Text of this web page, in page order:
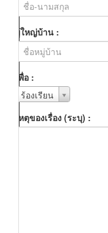
ผู้ใหญ่บ้าน :
เพื่อ :
ร้องเรียน
เพื่อ
เหตุของเรื่อง (ระบุ) :